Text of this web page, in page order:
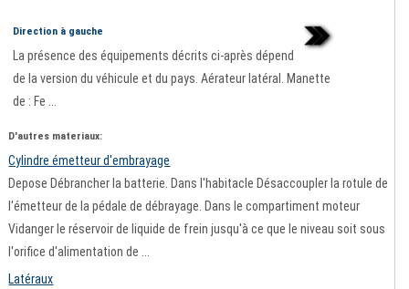
Direction à gauche
La présence des équipements décrits ci-après dépend
de la version du véhicule et du pays. Aérateur latéral. Manette
de : Fe ...
D'autres materiaux:
Cylindre émetteur d'embrayage
Depose Débrancher la batterie. Dans l'habitacle Désaccoupler la rotule de
l'émetteur de la pédale de débrayage. Dans le compartiment moteur
Vidanger le réservoir de liquide de frein jusqu'à ce que le niveau soit sous
l'orifice d'alimentation de ...
Latéraux